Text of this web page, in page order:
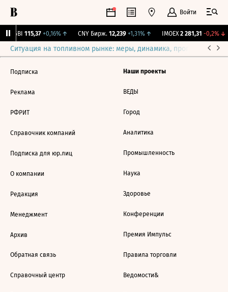
Войти
RGBI 115,37 +0,16%↑ CNY Бирж. 12,239 +1,31%↑ IMOEX 2 281,31 -0,2%↓
Ситуация на топливном рынке: меры, динамика, прогнозы
Подписка
Реклама
РФРИТ
Справочник компаний
Подписка для юр.лиц
О компании
Редакция
Менеджмент
Архив
Обратная связь
Справочный центр
Наши проекты
ВЕДЫ
Город
Аналитика
Промышленность
Наука
Здоровье
Конференции
Премия Импульс
Правила торговли
Ведомости&